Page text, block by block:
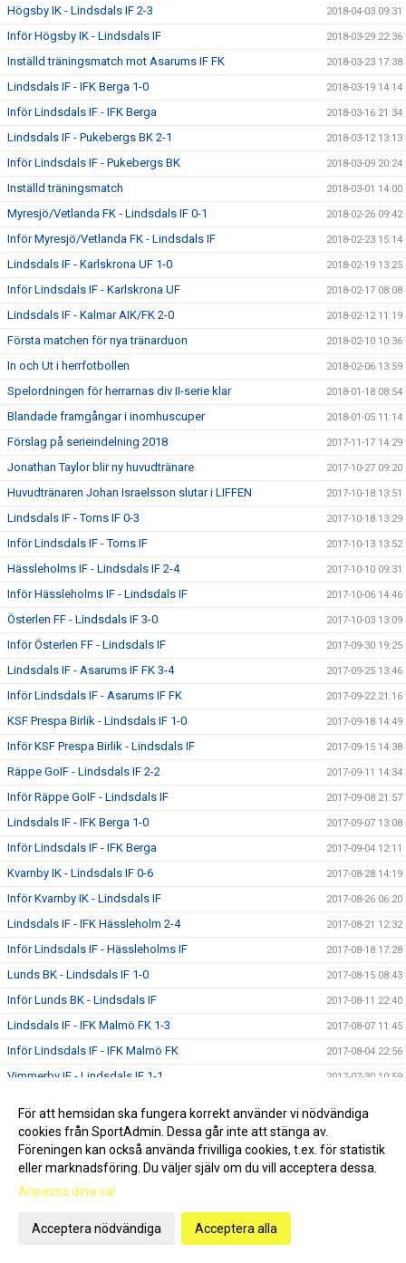
Högsby IK - Lindsdals IF 2-3 2018-04-03 09:31
Inför Högsby IK - Lindsdals IF 2018-03-29 22:36
Inställd träningsmatch mot Asarums IF FK 2018-03-23 17:38
Lindsdals IF - IFK Berga 1-0 2018-03-19 14:14
Inför Lindsdals IF - IFK Berga 2018-03-16 21:34
Lindsdals IF - Pukebergs BK 2-1 2018-03-12 13:13
Inför Lindsdals IF - Pukebergs BK 2018-03-09 20:24
Inställd träningsmatch 2018-03-01 14:00
Myresjö/Vetlanda FK - Lindsdals IF 0-1 2018-02-26 09:42
Inför Myresjö/Vetlanda FK - Lindsdals IF 2018-02-23 15:14
Lindsdals IF - Karlskrona UF 1-0 2018-02-19 13:25
Inför Lindsdals IF - Karlskrona UF 2018-02-17 08:08
Lindsdals IF - Kalmar AIK/FK 2-0 2018-02-12 11:19
Första matchen för nya tränarduon 2018-02-10 10:36
In och Ut i herrfotbollen 2018-02-06 13:59
Spelordningen för herrarnas div II-serie klar 2018-01-18 08:54
Blandade framgångar i inomhuscuper 2018-01-05 11:14
Förslag på serieindelning 2018 2017-11-17 14:29
Jonathan Taylor blir ny huvudtränare 2017-10-27 09:20
Huvudtränaren Johan Israelsson slutar i LIFFEN 2017-10-18 13:51
Lindsdals IF - Torns IF 0-3 2017-10-18 13:29
Inför Lindsdals IF - Torns IF 2017-10-13 13:52
Hässleholms IF - Lindsdals IF 2-4 2017-10-10 09:31
Inför Hässleholms IF - Lindsdals IF 2017-10-06 14:46
Österlen FF - Lindsdals IF 3-0 2017-10-03 13:09
Inför Österlen FF - Lindsdals IF 2017-09-30 19:25
Lindsdals IF - Asarums IF FK 3-4 2017-09-25 13:46
Inför Lindsdals IF - Asarums IF FK 2017-09-22 21:16
KSF Prespa Birlik - Lindsdals IF 1-0 2017-09-18 14:49
Inför KSF Prespa Birlik - Lindsdals IF 2017-09-15 14:38
Räppe GoIF - Lindsdals IF 2-2 2017-09-11 14:34
Inför Räppe GoIF - Lindsdals IF 2017-09-08 21:57
Lindsdals IF - IFK Berga 1-0 2017-09-07 13:08
Inför Lindsdals IF - IFK Berga 2017-09-04 12:11
Kvarnby IK - Lindsdals IF 0-6 2017-08-28 14:19
Inför Kvarnby IK - Lindsdals IF 2017-08-26 06:20
Lindsdals IF - IFK Hässleholm 2-4 2017-08-21 12:32
Inför Lindsdals IF - Hässleholms IF 2017-08-18 17:28
Lunds BK - Lindsdals IF 1-0 2017-08-15 08:43
Inför Lunds BK - Lindsdals IF 2017-08-11 22:40
Lindsdals IF - IFK Malmö FK 1-3 2017-08-07 11:45
Inför Lindsdals IF - IFK Malmö FK 2017-08-04 22:56
Vimmerby IF - Lindsdals IF 1-1 2017-07-30 10:59
Hyundai Cup - Lindsdals IF - Östers IF U-21 1-2
Inför Hyundai Cup - Lindsdals IF - Östers IF U-21 2017-07-25 11:52
Nybro IF - Lindsdals IF 2-1
Inför Nybro IF - Lindsdals IF
Lindsdals IF - Österlen FF 3-1
För att hemsidan ska fungera korrekt använder vi nödvändiga
cookies från SportAdmin. Dessa går inte att stänga av.
Föreningen kan också använda frivilliga cookies, t.ex. för statistik
eller marknadsföring. Du väljer själv om du vill acceptera dessa.
Anpassa dina val
Acceptera nödvändiga Acceptera alla